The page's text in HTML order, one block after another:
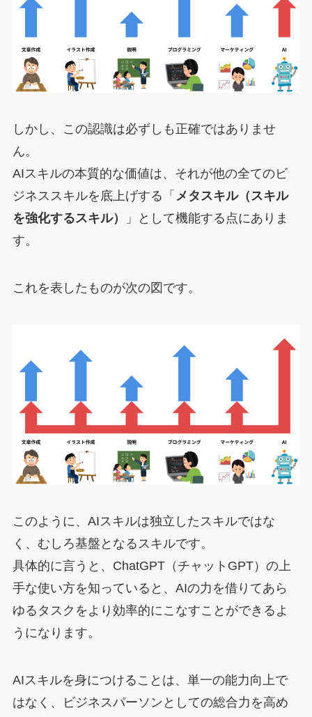
しかし、この認識は必ずしも正確ではありませ
ん。
AIスキルの本質的な価値は、それが他の全てのビ
ジネススキルを底上げする「 メタスキル（スキル
を強化するスキル）
」として機能する点にありま
す。
これを表したものが次の図です。
このように、AIスキルは独立したスキルではな
く、むしろ基盤となるスキルです。
具体的に言うと、ChatGPT（チャットGPT）の上
手な使い方を知っていると、AIの力を借りてあら
ゆるタスクをより効率的にこなすことができるよ
うになります。
AIスキルを身につけることは、単一の能力向上で
はなく、ビジネスパーソンとしての総合力を高め